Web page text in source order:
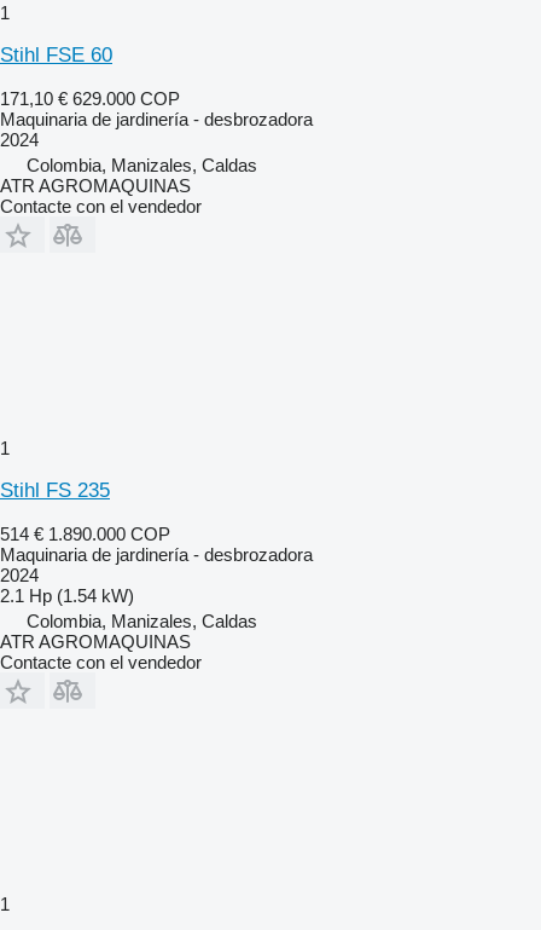
1
Stihl FSE 60
171,10 € 629.000 COP
Maquinaria de jardinería - desbrozadora
2024
Colombia, Manizales, Caldas
ATR AGROMAQUINAS
Contacte con el vendedor
1
Stihl FS 235
514 € 1.890.000 COP
Maquinaria de jardinería - desbrozadora
2024
2.1 Hp (1.54 kW)
Colombia, Manizales, Caldas
ATR AGROMAQUINAS
Contacte con el vendedor
1